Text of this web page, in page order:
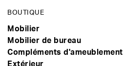
BOUTIQUE
Mobilier
Mobilier de bureau
Compléments d'ameublement
Extérieur